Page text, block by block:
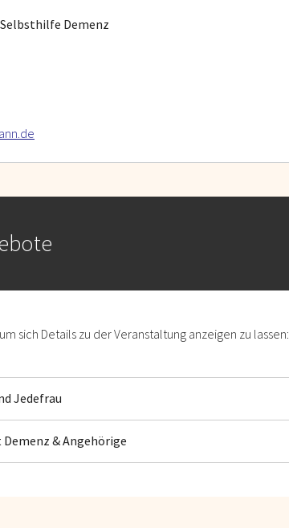
Demenz
sich Details zu der Veranstaltung anzeigen zu lassen:
Jedefrau
& Angehörige